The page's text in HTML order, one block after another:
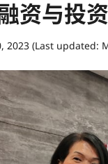
资与投
2023 (Last updated: